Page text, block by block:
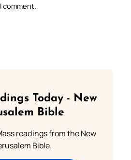
comment.
Today - New
Bible
readings from the New
Bible.